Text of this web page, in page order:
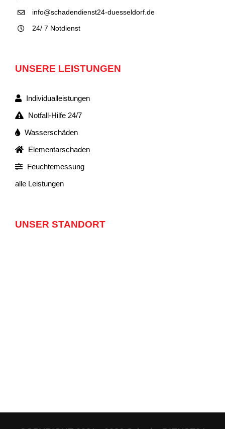
info@schadendienst24-duesseldorf.de
24/ 7 Notdienst
UNSERE LEISTUNGEN
Individualleistungen
Notfall-Hilfe 24/7
Wasserschäden
Elementarschaden
Feuchtemessung
alle Leistungen
UNSER STANDORT